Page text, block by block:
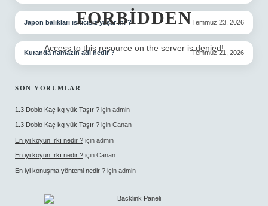
Japon balıkları ısıtıcısız yaşar mı ? Temmuz 23, 2026
Kuranda namazın adı nedir ? Temmuz 21, 2026
SON YORUMLAR
1.3 Doblo Kaç kg yük Taşır ? için admin
1.3 Doblo Kaç kg yük Taşır ? için Canan
En iyi koyun ırkı nedir ? için admin
En iyi koyun ırkı nedir ? için Canan
En iyi konuşma yöntemi nedir ? için admin
FORBIDDEN
Access to this resource on the server is denied!